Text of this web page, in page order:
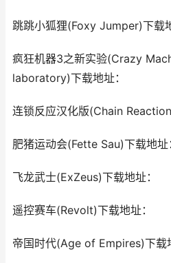
跳跳小狐狸(Foxy Jumper)下载
疯狂机器3之新实验(Crazy
laboratory)下载地址：
连锁反应汉化版(Chain
肥猪运动会(Fette Sau)下载地址
飞龙武士(ExZeus)下载地址：
遥控赛车(Revolt)下载地址：
帝国时代(Age of Empires)下载